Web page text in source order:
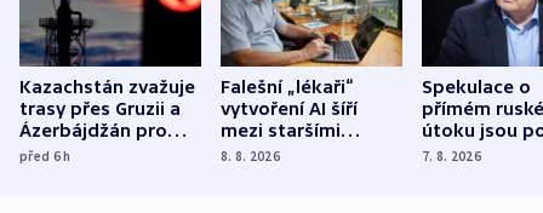
Kazachstán zvažuje
trasy přes Gruzii a
Ázerbájdžán pro
vývoz ropy do
před 6h
Falešní „lékaři“
vytvoření AI šíří
mezi staršími
Poláky nebezpečné
8. 8. 2026
Spekulace o
přímém
útoku jsou
míní
7. 8. 2026